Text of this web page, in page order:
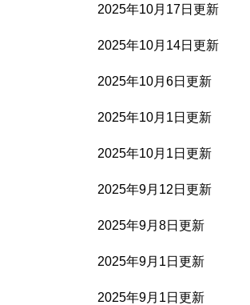
2025年10月17日更新
2025年10月14日更新
2025年10月6日更新
2025年10月1日更新
2025年10月1日更新
2025年9月12日更新
2025年9月8日更新
2025年9月1日更新
2025年9月1日更新